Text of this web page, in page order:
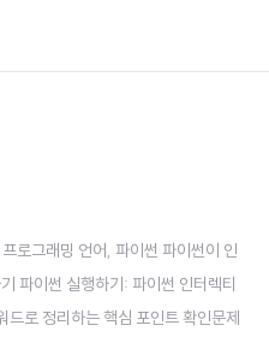
로그래밍 언어, 파이썬 파이썬이 인
파이썬 실행하기: 파이썬 인터렉티
로 정리하는 핵심 포인트 확인문제